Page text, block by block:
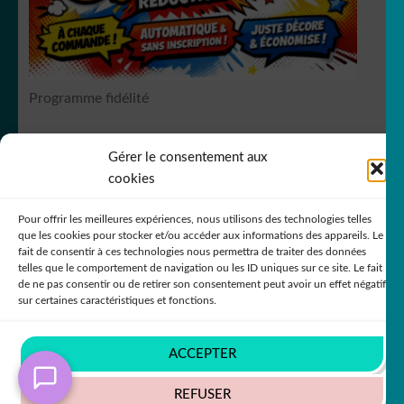
Gérer le consentement aux
cookies
Pour offrir les meilleures expériences, nous utilisons des technologies telles
que les cookies pour stocker et/ou accéder aux informations des appareils. Le
fait de consentir à ces technologies nous permettra de traiter des données
telles que le comportement de navigation ou les ID uniques sur ce site. Le fait
de ne pas consentir ou de retirer son consentement peut avoir un effet négatif
sur certaines caractéristiques et fonctions.
ACCEPTER
REFUSER
Spiderman
Tintin
Titeuf
Programme fidélité
RCS Bergerac SIREN 751
© DecoStickerStore 2026
Politique de confidentialité
WooCommerce.